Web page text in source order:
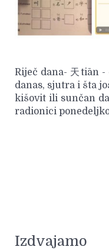
Riječ dana- 天tiān -
danas, sjutra i šta
kišovit ili sunčan
radionici
Izdvajamo